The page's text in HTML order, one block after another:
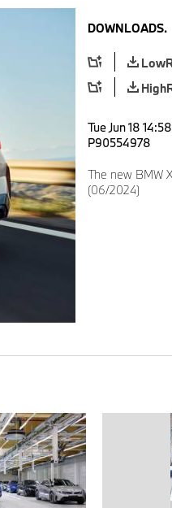
DOWNLOADS.
Tue Jun 18
P90554978
The new BMW
(06/2024)